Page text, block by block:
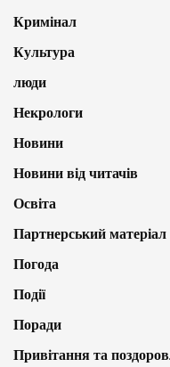
Кримінал
Культура
люди
Некрологи
Новини
Новини від читачів
Освіта
Партнерський матеріал
Погода
Події
Поради
Привітання та